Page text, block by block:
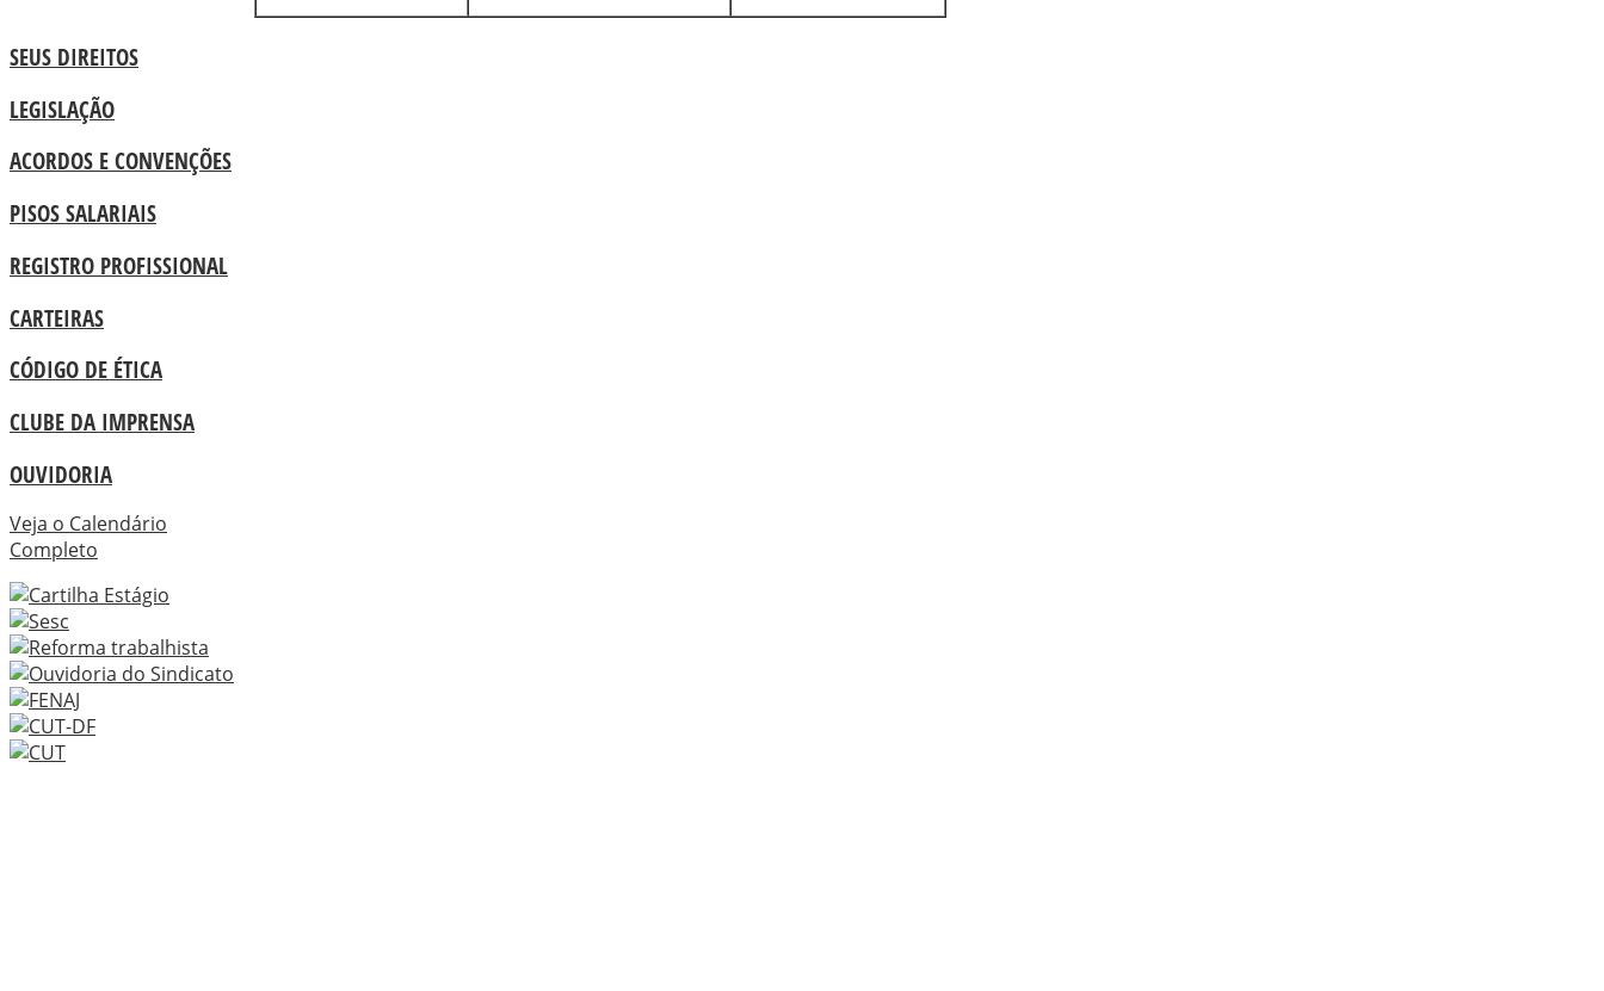
SEUS DIREITOS
LEGISLAÇÃO
ACORDOS E CONVENÇÕES
PISOS SALARIAIS
REGISTRO PROFISSIONAL
CARTEIRAS
CÓDIGO DE ÉTICA
CLUBE DA IMPRENSA
OUVIDORIA
Veja o Calendário
Completo